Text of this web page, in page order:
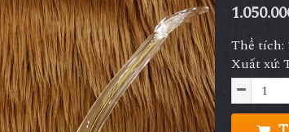
Thể tích:
Xuất xứ: